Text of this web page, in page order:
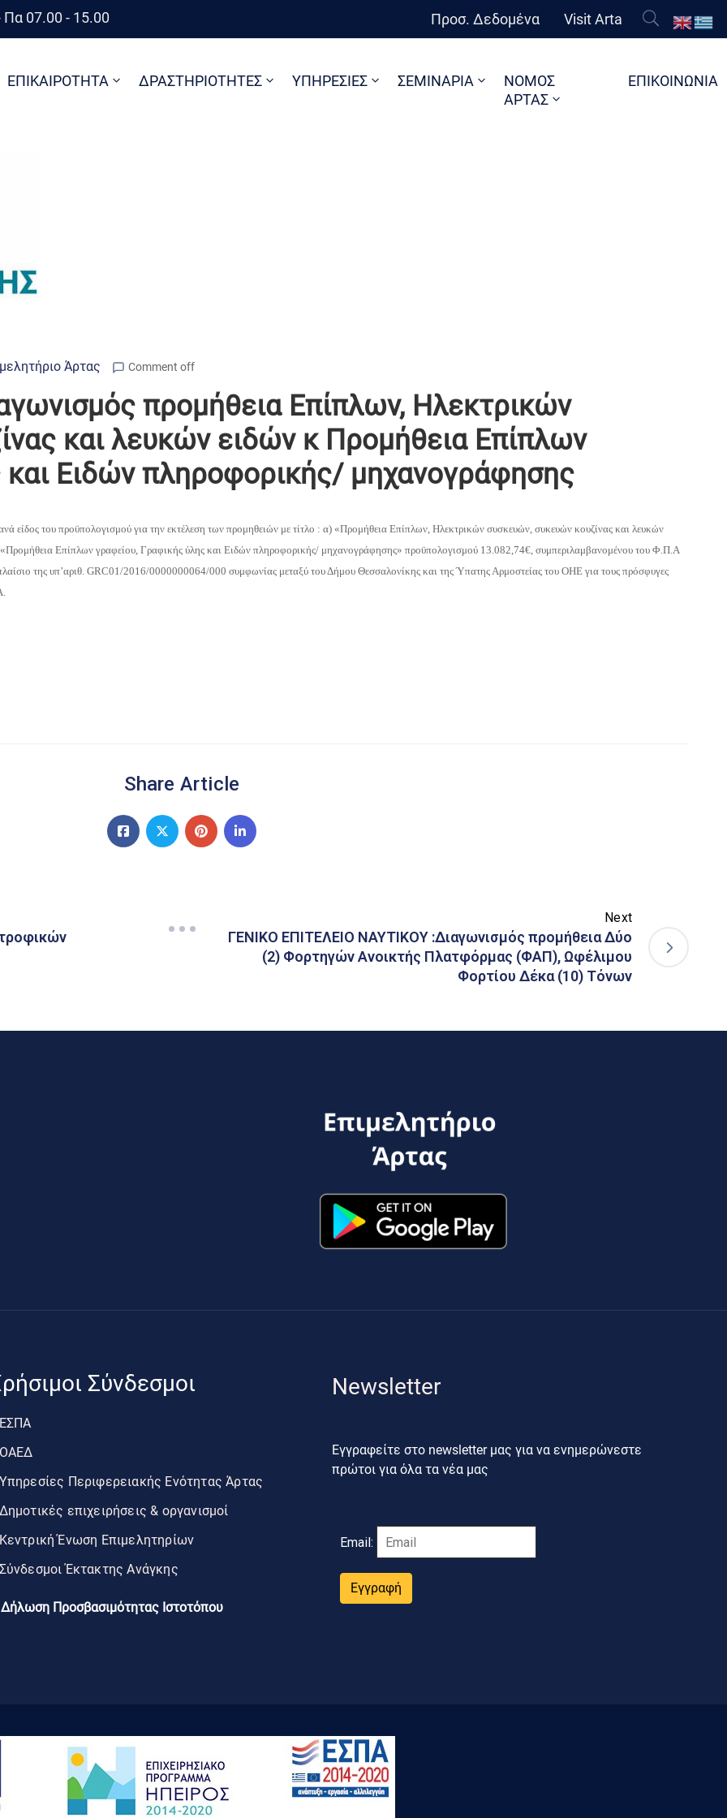
Πα 07.00 - 15.00 Προσ. Δεδομένα Visit Arta
ΕΠΙΚΑΙΡΟΤΗΤΑ ΔΡΑΣΤΗΡΙΟΤΗΤΕΣ ΥΠΗΡΕΣΙΕΣ ΣΕΜΙΝΑΡΙΑ
ΝΟΜΟΣ
ΑΡΤΑΣ
ΕΠΙΚΟΙΝΩΝΙΑ
Άρτας Comment off
προμήθεια Επίπλων, Ηλεκτρικών
και λευκών ειδών κ Προμήθεια Επίπλων
και Ειδών πληροφορικής/ μηχανογράφησης
είδος του προϋπολογισμού για την εκτέλεση των προμηθειών με τίτλο : α) «Προμήθεια Επίπλων, Ηλεκτρικών συσκευών, συκευών κουζίνας και λευκών
Επίπλων γραφείου, Γραφικής ύλης και Ειδών πληροφορικής/ μηχανογράφησης» προϋπολογισμού 13.082,74€, συμπεριλαμβανομένου του Φ.Π.Α
της υπ’αριθ. GRC01/2016/0000000064/000 συμφωνίας μεταξύ του Δήμου Θεσσαλονίκης και της Ύπατης Αρμοστείας του ΟΗΕ για τους πρόσφυγες
Share Article
Next
ΓΕΝΙΚΟ ΕΠΙΤΕΛΕΙΟ ΝΑΥΤΙΚΟΥ :Διαγωνισμός προµήθεια ∆ύο
(2) Φορτηγών Ανοικτής Πλατφόρµας (ΦΑΠ), Ωφέλιµου
Φορτίου ∆έκα (10) Τόνων
Σύνδεσμοι
Περιφερειακής Ενότητας Άρτας
επιχειρήσεις & οργανισμοί
Ένωση Επιμελητηρίων
Έκτακτης Ανάγκης
Δήλωση Προσβασιμότητας Ιστοτόπου
Newsletter
Εγγραφείτε στο newsletter μας για να ενημερώνεστε
πρώτοι για όλα τα νέα μας
Email:
Εγγραφή